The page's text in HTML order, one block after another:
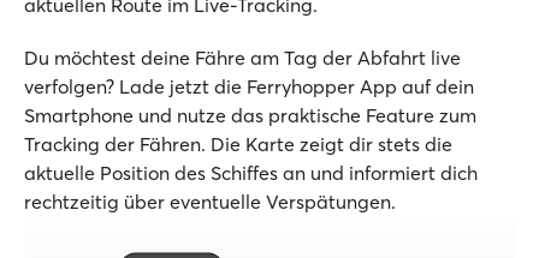
aktuellen Route im Live-Tracking.
Du möchtest deine Fähre am Tag der Abfahrt live
verfolgen? Lade jetzt die Ferryhopper App auf dein
Smartphone und nutze das praktische Feature zum
Tracking der Fähren. Die Karte zeigt dir stets die
aktuelle Position des Schiffes an und informiert dich
rechtzeitig über eventuelle Verspätungen.